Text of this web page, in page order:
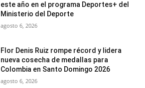
este año en el programa Deportes+ del
Ministerio del Deporte
agosto 6, 2026
Flor Denis Ruiz rompe récord y lidera
nueva cosecha de medallas para
Colombia en Santo Domingo 2026
agosto 6, 2026